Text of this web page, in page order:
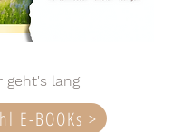
geht's lang
E-BOOKs >